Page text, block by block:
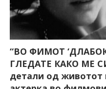
“ВО ФИМОТ
ГЛЕДАТЕ КАКО МЕ
детали од животот